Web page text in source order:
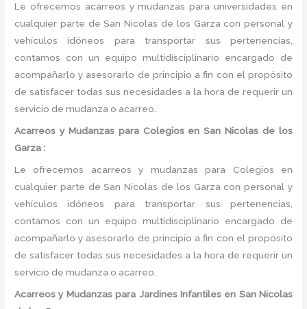
Le ofrecemos acarreos y mudanzas para universidades en
cualquier parte de San Nicolas de los Garza con personal y
vehículos idóneos para transportar sus pertenencias,
contamos con un equipo multidisciplinario encargado de
acompañarlo y asesorarlo de principio a fin con el propósito
de satisfacer todas sus necesidades a la hora de requerir un
servicio de mudanza o acarreo.
Acarreos y Mudanzas para Colegios en San Nicolas de los
Garza :
Le ofrecemos acarreos y mudanzas para Colegios en
cualquier parte de San Nicolas de los Garza con personal y
vehículos idóneos para transportar sus pertenencias,
contamos con un equipo multidisciplinario encargado de
acompañarlo y asesorarlo de principio a fin con el propósito
de satisfacer todas sus necesidades a la hora de requerir un
servicio de mudanza o acarreo.
Acarreos y Mudanzas para Jardines Infantiles en San Nicolas